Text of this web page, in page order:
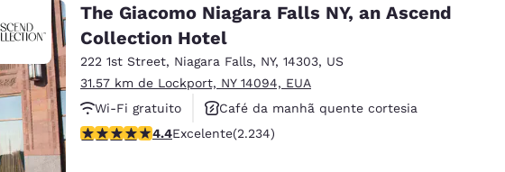
United Kingdom
English
Ásia-Pacífico
Australia
English
India
The Giacomo Niagara Falls NY, an Ascend
Collection Hotel
222 1st Street, Niagara Falls, NY, 14303, US
31.57 km de Lockport, NY 14094, EUA
Wi-Fi gratuito
Café da manhã quente cortesia
Aceita animais de estimação
classificação 4.37 estrelas. Excelente. 2234 avaliações
4.4Excelente(2.234)